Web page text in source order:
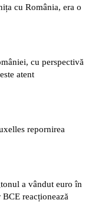
cu România, era o
cu perspectivă
atent
repornirea
a vândut euro în
reacționează